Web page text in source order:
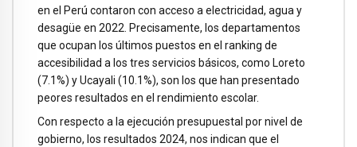
en el Perú contaron con acceso a electricidad, agua y
desagüe en 2022. Precisamente, los departamentos
que ocupan los últimos puestos en el ranking de
accesibilidad a los tres servicios básicos, como Loreto
(7.1%) y Ucayali (10.1%), son los que han presentado
peores resultados en el rendimiento escolar.
Con respecto a la ejecución presupuestal por nivel de
gobierno, los resultados 2024, nos indican que el